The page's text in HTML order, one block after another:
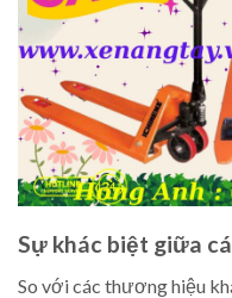
Sự khác biệt giữa
So với các thương hiệu